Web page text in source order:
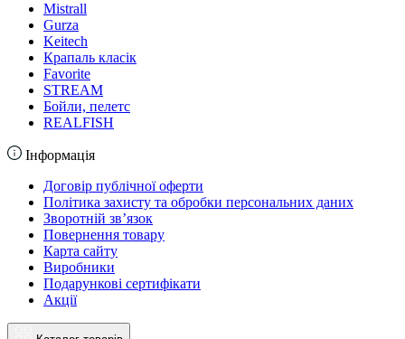
Mistrall
Gurza
Keitech
Крапаль класік
Favorite
STREAM
Бойли, пелетс
REALFISH
Інформація
Договір публічної оферти
Політика захисту та обробки персональних даних
Зворотній зв’язок
Повернення товару
Карта сайту
Виробники
Подарункові сертифікати
Акції